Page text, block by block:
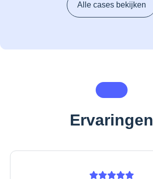
Alle cases bekijken
Ervaringen